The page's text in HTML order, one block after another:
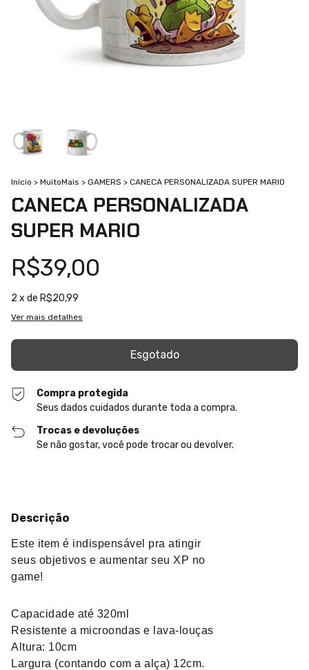
Início > MuitoMais > GAMERS > CANECA PERSONALIZADA SUPER MARIO
CANECA PERSONALIZADA
SUPER MARIO
R$39,00
2 x de R$20,99
Ver mais detalhes
Compra protegida
Seus dados cuidados durante toda a compra.
Trocas e devoluções
Se não gostar, você pode trocar ou devolver.
Descrição
Este item é indispensável pra atingir
seus objetivos e aumentar seu XP no
game!
Capacidade até 320ml
Resistente a microondas e lava-louças
Altura: 10cm
Largura (contando com a alça) 12cm.